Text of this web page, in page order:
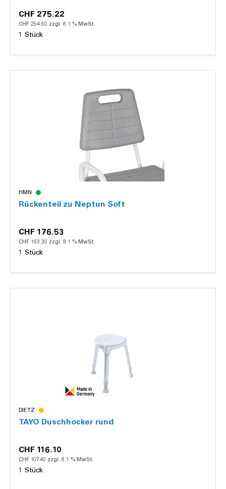
CHF 275.22
CHF 254.60 zzgl. 8.1 % MwSt.
1 Stück
Details
HMN
Rückenteil zu Neptun Soft
CHF 176.53
CHF 163.30 zzgl. 8.1 % MwSt.
1 Stück
DIETZ
TAYO Duschhocker rund
CHF 116.10
CHF 107.40 zzgl. 8.1 % MwSt.
1 Stück